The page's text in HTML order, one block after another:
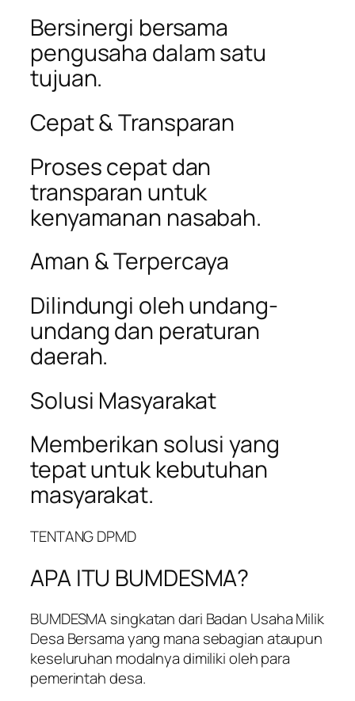
Bersinergi bersama
pengusaha dalam satu
tujuan.
Cepat & Transparan
Proses cepat dan
transparan untuk
kenyamanan nasabah.
Aman & Terpercaya
Dilindungi oleh undang-
undang dan peraturan
daerah.
Solusi Masyarakat
Memberikan solusi yang
tepat untuk kebutuhan
masyarakat.
TENTANG DPMD
APA ITU BUMDESMA?
BUMDESMA singkatan dari Badan Usaha Milik
Desa Bersama yang mana sebagian ataupun
keseluruhan modalnya dimiliki oleh para
pemerintah desa.